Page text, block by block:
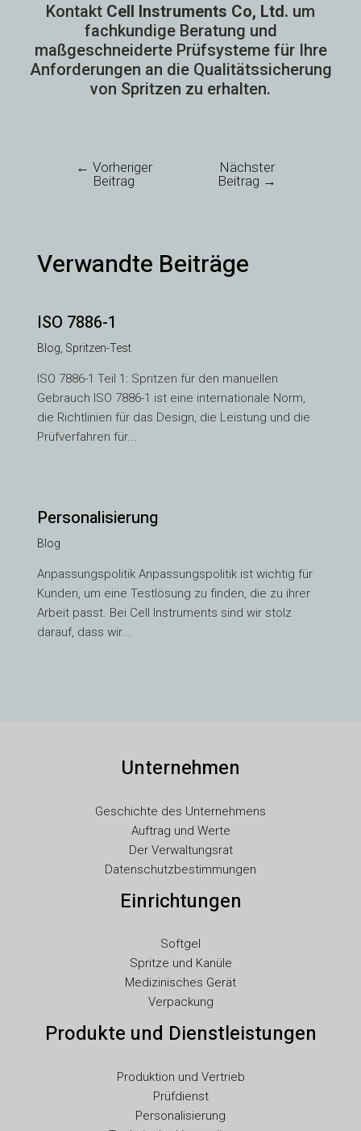
Kontakt Cell Instruments Co, Ltd. um
fachkundige Beratung und
maßgeschneiderte Prüfsysteme für Ihre
Anforderungen an die Qualitätssicherung
von Spritzen zu erhalten.
← Vorheriger
Beitrag
Nächster
Beitrag →
Verwandte Beiträge
ISO 7886-1
Blog Spritzen-Test
ISO 7886-1 Teil 1: Spritzen für den manuellen
Gebrauch ISO 7886-1 ist eine internationale Norm,
die Richtlinien für das Design, die Leistung und die
Prüfverfahren für...
Personalisierung
Blog
Anpassungspolitik Anpassungspolitik ist wichtig für
Kunden, um eine Testlösung zu finden, die zu ihrer
Arbeit passt. Bei Cell Instruments sind wir stolz
darauf, dass wir...
Unternehmen
Geschichte des Unternehmens
Auftrag und Werte
Der Verwaltungsrat
Datenschutzbestimmungen
Einrichtungen
Softgel
Spritze und Kanüle
Medizinisches Gerät
Verpackung
Produkte und Dienstleistungen
Produktion und Vertrieb
Prüfdienst
Personalisierung
IT
TH